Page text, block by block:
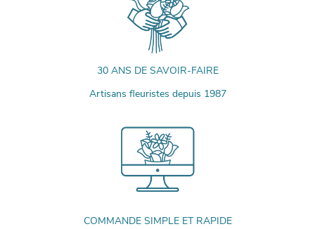
30 ANS DE SAVOIR-FAIRE
Artisans fleuristes depuis 1987
COMMANDE SIMPLE ET RAPIDE